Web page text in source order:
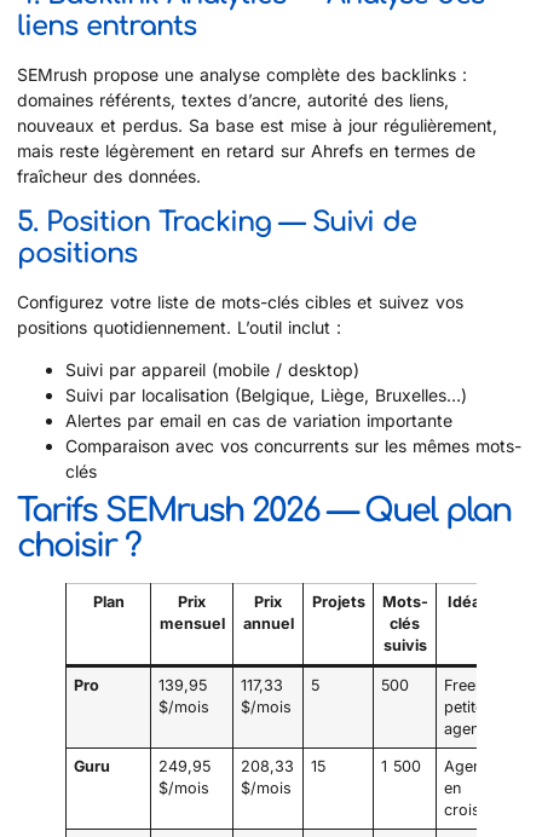
liens entrants
SEMrush propose une analyse complète des backlinks :
domaines référents, textes d’ancre, autorité des liens,
nouveaux et perdus. Sa base est mise à jour régulièrement,
mais reste légèrement en retard sur Ahrefs en termes de
fraîcheur des données.
5. Position Tracking — Suivi de
positions
Configurez votre liste de mots-clés cibles et suivez vos
positions quotidiennement. L’outil inclut :
Suivi par appareil (mobile / desktop)
Suivi par localisation (Belgique, Liège, Bruxelles…)
Alertes par email en cas de variation importante
Comparaison avec vos concurrents sur les mêmes mots-
clés
Tarifs SEMrush 2026 — Quel plan
choisir ?
Plan
Prix
mensuel
Prix
annuel
Projets
Mots-
clés
suivis
Idéal pour
Pro
139,95
$/mois
117,33
$/mois
5 500
Freelances,
petites
agences
Guru
249,95
$/mois
208,33
$/mois
15 1 500
Agences
en
croissance